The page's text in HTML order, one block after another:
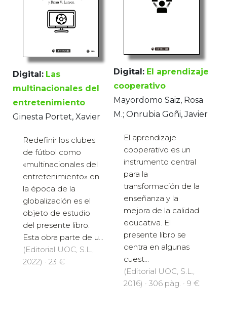
Digital: Las
multinacionales del
entretenimiento
Ginesta Portet, Xavier
Redefinir los clubes
de fútbol como
«multinacionales del
entretenimiento» en
la época de la
globalización es el
objeto de estudio
del presente libro.
Esta obra parte de u...
(Editorial UOC, S.L.,
2022) · 23 €
Digital: El aprendizaje
cooperativo
Mayordomo Saiz, Rosa
M.; Onrubia Goñi, Javier
El aprendizaje
cooperativo es un
instrumento central
para la
transformación de la
enseñanza y la
mejora de la calidad
educativa. El
presente libro se
centra en algunas
cuest...
(Editorial UOC, S.L.,
2016) · 306 pàg. · 9 €